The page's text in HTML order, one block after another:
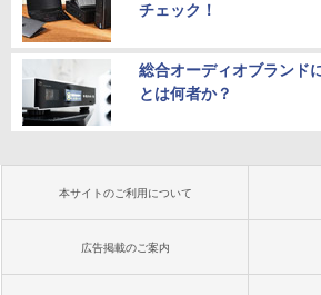
チェック！
総合オーディオブランド
とは何者か？
本サイトのご利用について
広告掲載のご案内